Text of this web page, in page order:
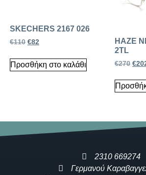
SKECHERS 2167 026
€110 €82
Προσθήκη στο καλάθι
HAZE
2TL
€270 €
2310 669274
Γερμανού